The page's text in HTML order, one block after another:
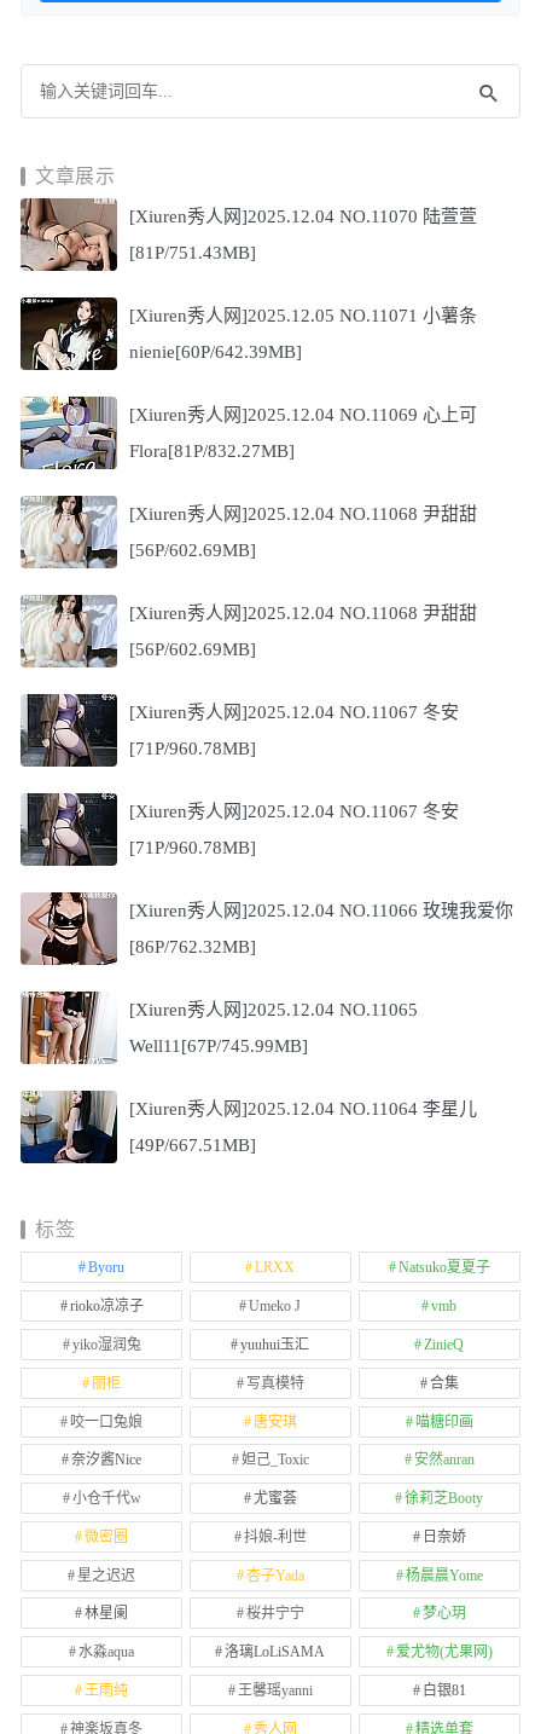
文章展示
[Xiuren秀人网]2025.12.04 NO.11070 陆萱萱
[81P/751.43MB]
[Xiuren秀人网]2025.12.05 NO.11071 小薯条
nienie[60P/642.39MB]
[Xiuren秀人网]2025.12.04 NO.11069 心上可
Flora[81P/832.27MB]
[Xiuren秀人网]2025.12.04 NO.11068 尹甜甜
[56P/602.69MB]
[Xiuren秀人网]2025.12.04 NO.11068 尹甜甜
[56P/602.69MB]
[Xiuren秀人网]2025.12.04 NO.11067 冬安
[71P/960.78MB]
[Xiuren秀人网]2025.12.04 NO.11067 冬安
[71P/960.78MB]
[Xiuren秀人网]2025.12.04 NO.11066 玫瑰我爱你
[86P/762.32MB]
[Xiuren秀人网]2025.12.04 NO.11065
Well11[67P/745.99MB]
[Xiuren秀人网]2025.12.04 NO.11064 李星儿
[49P/667.51MB]
标签
Byoru LRXX Natsuko夏夏子
rioko凉凉子 Umeko J vmb
yiko湿润兔 yuuhui玉汇 ZinieQ
丽柜 写真模特 合集
咬一口兔娘 唐安琪 喵糖印画
奈汐酱Nice 妲己_Toxic 安然anran
小仓千代w 尤蜜荟 徐莉芝Booty
微密圈 抖娘-利世 日奈娇
星之迟迟 杏子Yada 杨晨晨Yome
林星阑 桜井宁宁 梦心玥
水淼aqua 洛璃LoLiSAMA 爱尤物(尤果网)
王雨纯 王馨瑶yanni 白银81
神楽坂真冬 秀人网 精选单套